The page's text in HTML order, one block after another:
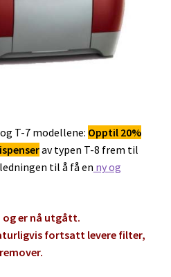
T-7 modellene: Opptil 20%
av typen T-8 frem til
til å få en ny og
og er nå utgått.
fortsatt levere filter,